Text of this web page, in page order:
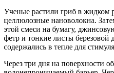
Ученые растили гриб в жидком
целлюлозные нановолокна.
этой смеси на бумагу,
фетр и тонкие листы березовой
содержались в тепле для
Через три дня на поверхности